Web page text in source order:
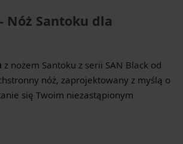
Nóż Santoku dla
z nożem Santoku z serii SAN Black od
nóż, zaprojektowany z myślą o
się Twoim niezastąpionym